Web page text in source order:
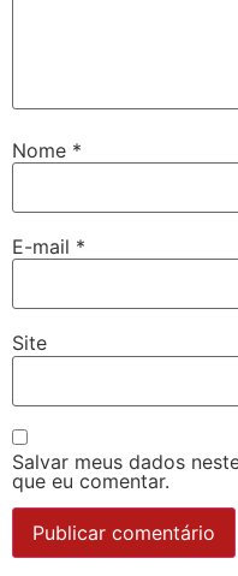
Nome *
E-mail *
Site
Salvar meus dados
que eu comentar.